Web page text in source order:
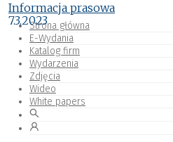
Strona główna
E-Wydania
Katalog firm
Wydarzenia
Zdjęcia
Wideo
White papers
Informacja prasowa
7.3.2023